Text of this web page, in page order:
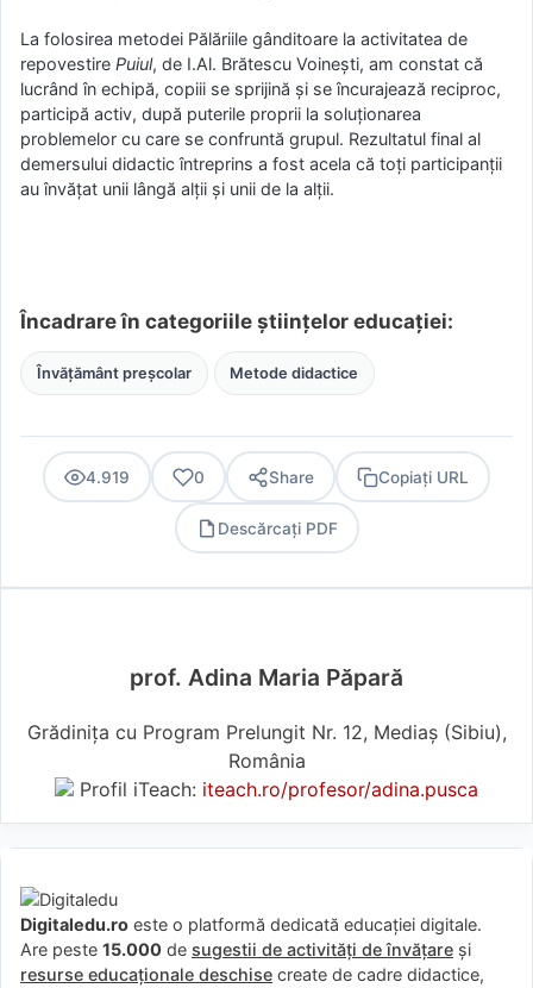
La folosirea metodei Pălăriile gânditoare la activitatea de
repovestire Puiul, de I.Al. Brătescu Voineşti, am constat că
lucrând în echipă, copiii se sprijină şi se încurajează reciproc,
participă activ, după puterile proprii la soluționarea
problemelor cu care se confruntă grupul. Rezultatul final al
demersului didactic întreprins a fost acela că toţi participanţii
au învăţat unii lângă alţii şi unii de la alţii.
Încadrare în categoriile științelor educației:
Învățământ preșcolar Metode didactice
4.919 0 Share Copiați URL
Descărcați PDF
prof. Adina Maria Păpară
Grădinița cu Program Prelungit Nr. 12, Mediaș (Sibiu),
România
Profil iTeach: iteach.ro/profesor/adina.pusca
Digitaledu.ro este o platformă dedicată educației digitale.
Are peste 15.000 de sugestii de activități de învățare și
resurse educaționale deschise create de cadre didactice,